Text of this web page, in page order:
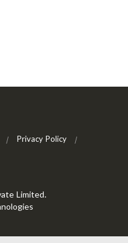
Privacy Policy
Limited.